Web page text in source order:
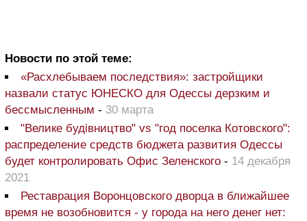
Новости по этой теме:
«Расхлебываем последствия»: застройщики
назвали статус ЮНЕСКО для Одессы дерзким и
бессмысленным - 30 марта
"Велике будівництво" vs "год поселка Котовского":
распределение средств бюджета развития Одессы
будет контролировать Офис Зеленского - 14 декабря
2021
Реставрация Воронцовского дворца в ближайшее
время не возобновится - у города на него денег нет: